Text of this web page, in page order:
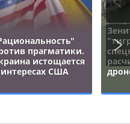
прагматики.
истощается
США